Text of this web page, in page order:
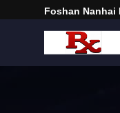
Foshan Nanhai